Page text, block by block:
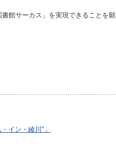
館サーカス」を実現できることを願
イン・綾川"」